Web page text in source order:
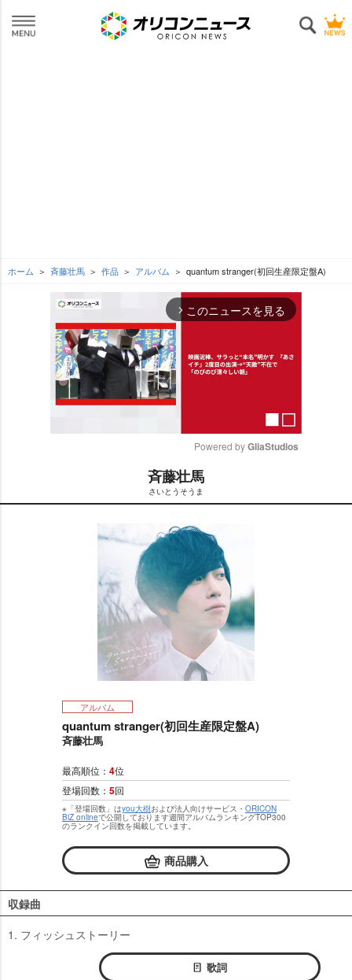
ホーム 斉藤壮馬 作品 アルバム quantum stranger(初回生産限定盤A)
arrow_forward_ios このニュースを見る
t
Powered by GliaStudios
斉藤壮馬
さいとうそうま
アルバム
quantum stranger(初回生産限定盤A)
斉藤壮馬
最高順位： 4位
登場回数： 5回
※「登場回数」はyou大樹および法人向けサービス・ ORICON
BiZ onlineで公開しております週間アルバムランキングTOP300
のランクイン回数を掲載しています。
商品購入
収録曲
1. フィッシュストーリー
歌詞